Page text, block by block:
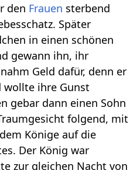
den Frauen sterbend
Später
in einen schönen
gewann ihn, ihr
Geld dafür, denn er
wollte ihre Gunst
gebar dann einen Sohn
folgend, mit
Könige auf die
Der König war
zur gleichen Nacht von